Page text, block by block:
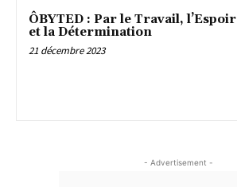
ÔBYTED : Par le Travail, l’Espoir
et la Détermination
21 décembre 2023
- Advertisement -